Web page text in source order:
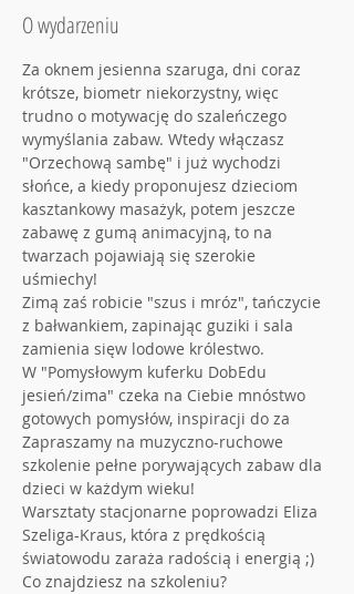
O wydarzeniu
Za oknem jesienna szaruga, dni coraz
krótsze, biometr niekorzystny, więc
trudno o motywację do szaleńczego
wymyślania zabaw. Wtedy włączasz
"Orzechową sambę" i już wychodzi
słońce, a kiedy proponujesz dzieciom
kasztankowy masażyk, potem jeszcze
zabawę z gumą animacyjną, to na
twarzach pojawiają się szerokie
uśmiechy!
Zimą zaś robicie "szus i mróz", tańczycie
z bałwankiem, zapinając guziki i sala
zamienia sięw lodowe królestwo.
W "Pomysłowym kuferku DobEdu
jesień/zima" czeka na Ciebie mnóstwo
gotowych pomysłów, inspiracji do za
Zapraszamy na muzyczno-ruchowe
szkolenie pełne porywających zabaw dla
dzieci w każdym wieku!
Warsztaty stacjonarne poprowadzi Eliza
Szeliga-Kraus, która z prędkością
światowodu zaraża radością i energią ;)
Co znajdziesz na szkoleniu?